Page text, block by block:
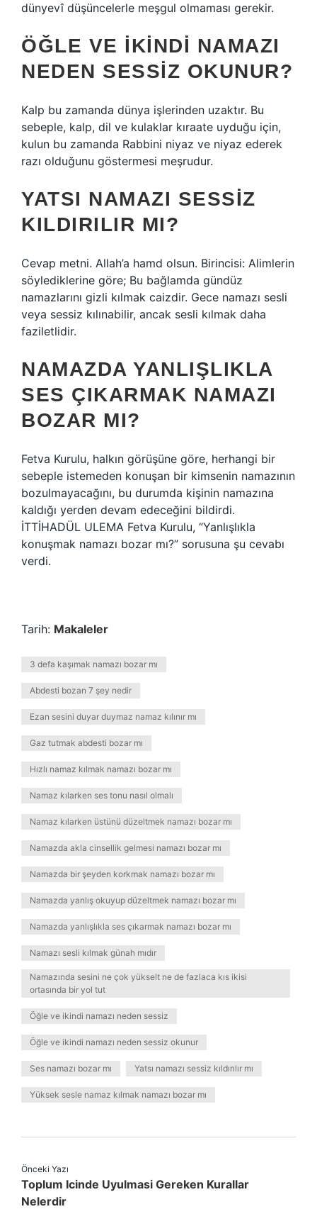
dünyevî düşüncelerle meşgul olmaması gerekir.
ÖĞLE VE IKINDI NAMAZI
NEDEN SESSIZ OKUNUR?
Kalp bu zamanda dünya işlerinden uzaktır. Bu
sebeple, kalp, dil ve kulaklar kıraate uyduğu için,
kulun bu zamanda Rabbini niyaz ve niyaz ederek
razı olduğunu göstermesi meşrudur.
YATSI NAMAZI SESSIZ
KILDIRILIR MI?
Cevap metni. Allah’a hamd olsun. Birincisi: Alimlerin
söylediklerine göre; Bu bağlamda gündüz
namazlarını gizli kılmak caizdir. Gece namazı sesli
veya sessiz kılınabilir, ancak sesli kılmak daha
faziletlidir.
NAMAZDA YANLIŞLIKLA
SES ÇIKARMAK NAMAZI
BOZAR MI?
Fetva Kurulu, halkın görüşüne göre, herhangi bir
sebeple istemeden konuşan bir kimsenin namazının
bozulmayacağını, bu durumda kişinin namazına
kaldığı yerden devam edeceğini bildirdi.
İTTİHADÜL ULEMA Fetva Kurulu, “Yanlışlıkla
konuşmak namazı bozar mı?” sorusuna şu cevabı
verdi.
Tarih: Makaleler
3 defa kaşımak namazı bozar mı
Abdesti bozan 7 şey nedir
Ezan sesini duyar duymaz namaz kılınır mı
Gaz tutmak abdesti bozar mı
Hızlı namaz kılmak namazı bozar mı
Namaz kılarken ses tonu nasıl olmalı
Namaz kılarken üstünü düzeltmek namazı bozar mı
Namazda akla cinsellik gelmesi namazı bozar mı
Namazda bir şeyden korkmak namazı bozar mı
Namazda yanlış okuyup düzeltmek namazı bozar mı
Namazda yanlışlıkla ses çıkarmak namazı bozar mı
Namazı sesli kılmak günah mıdır
Namazında sesini ne çok yükselt ne de fazlaca kıs ikisi
ortasında bir yol tut
Öğle ve ikindi namazı neden sessiz
Öğle ve ikindi namazı neden sessiz okunur
Ses namazı bozar mı Yatsı namazı sessiz kıldırılır mı
Yüksek sesle namaz kılmak namazı bozar mı
Önceki Yazı
Toplum Icinde Uyulmasi Gereken Kurallar
Nelerdir